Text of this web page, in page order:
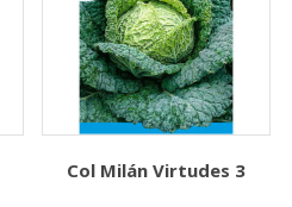
Col Milán Virtudes 3